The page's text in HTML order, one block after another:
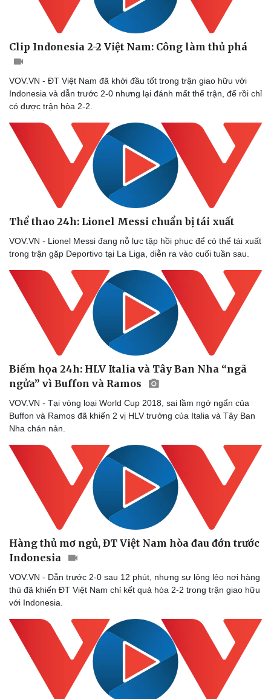
Sức khỏe
Dinh dưỡng - món ngon
Sản phụ khoa
Nhi khoa
Làm đẹp - giảm cân
Phòng mạch online
Ăn sạch sống khỏe
Đời sống
Nhà đẹp
Blog
Tình yêu - Gia đình
Clip Indonesia 2-2 Việt Nam: Công làm thủ phá
VOV.VN - ĐT Việt Nam đã khởi đầu tốt trong trận giao hữu với
Indonesia và dẫn trước 2-0 nhưng lại đánh mất thế trận, để rồi chỉ
có được trận hòa 2-2.
Thể thao 24h: Lionel Messi chuẩn bị tái xuất
VOV.VN - Lionel Messi đang nỗ lực tập hồi phục để có thể tái xuất
trong trận gặp Deportivo tại La Liga, diễn ra vào cuối tuần sau.
Biếm họa 24h: HLV Italia và Tây Ban Nha “ngã
ngửa” vì Buffon và Ramos
VOV.VN - Tại vòng loại World Cup 2018, sai lầm ngớ ngẩn của
Buffon và Ramos đã khiến 2 vị HLV trưởng của Italia và Tây Ban
Nha chán nản.
Hàng thủ mơ ngủ, ĐT Việt Nam hòa đau đớn trước
Indonesia
VOV.VN - Dẫn trước 2-0 sau 12 phút, nhưng sự lỏng lẻo nơi hàng
thủ đã khiến ĐT Việt Nam chỉ kết quả hòa 2-2 trong trận giao hữu
với Indonesia.